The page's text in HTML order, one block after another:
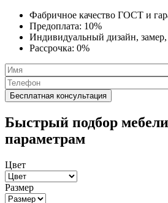
Фабричное качество ГОСТ и
Предоплата: 10%
Индивидуальный дизайн, замер,
Рассрочка: 0%
Быстрый подбор
параметрам
Цвет
Размер